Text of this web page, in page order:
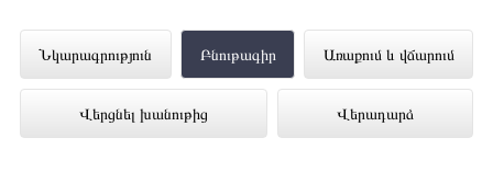
Նկարագրություն Բնութագիր Առաքում և վճարում
Վերցնել խանութից Վերադարձ
Նոթբուք Asus VivoBook X1605ZA-
MB364 ներկայացված է Technomix
առցանց խանութում լավագույն գնով 229